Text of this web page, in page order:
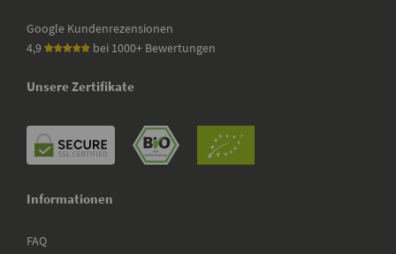
Google Kundenrezensionen
4,9
bei 1000+ Bewertungen
Unsere Zertifikate
Informationen
FAQ